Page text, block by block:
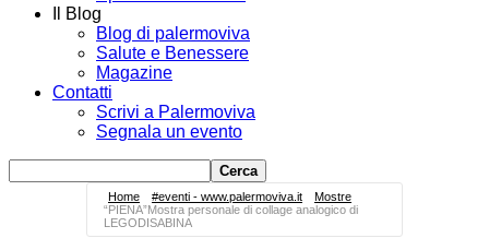
Il Blog
Blog di palermoviva
Salute e Benessere
Magazine
Contatti
Scrivi a Palermoviva
Segnala un evento
Home #eventi - www.palermoviva.it
Mostre
“PIENA”Mostra personale di collage analogico di
LEGODISABINA